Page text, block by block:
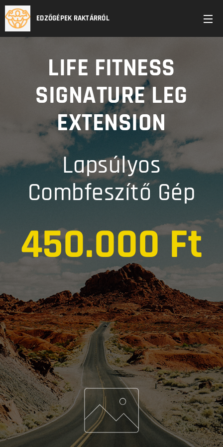
EDZŐGÉPEK RAKTÁRRÓL
LIFE FITNESS
SIGNATURELEG
EXTENSION
Lapsúlyos
Combfeszítő Gép
450.000 Ft